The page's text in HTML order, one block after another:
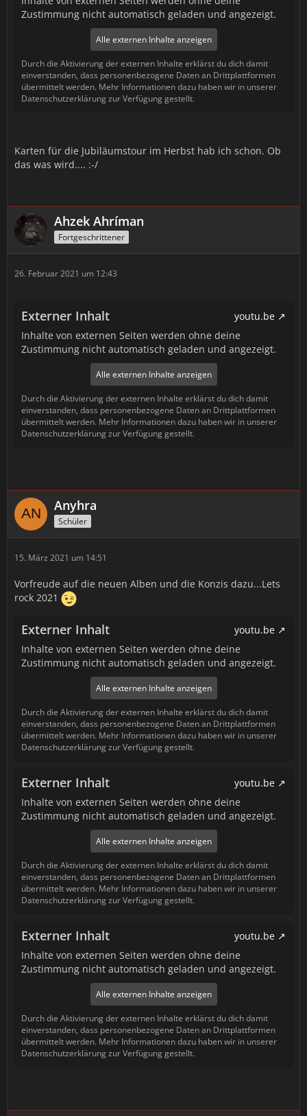
Zustimmung nicht automatisch geladen und angezeigt.
Alle externen Inhalte anzeigen
Durch die Aktivierung der externen Inhalte erklärst du dich damit
einverstanden, dass personenbezogene Daten an Drittplattformen
übermittelt werden. Mehr Informationen dazu haben wir in unserer
Datenschutzerklärung zur Verfügung gestellt.
Karten für die Jubiläumstour im Herbst hab ich schon. Ob
das was wird.... :-/
Ahzek Ahríman
Fortgeschrittener
26. Februar 2021 um 12:43
Externer Inhalt
youtu.be
Inhalte von externen Seiten werden ohne deine
Zustimmung nicht automatisch geladen und angezeigt.
Alle externen Inhalte anzeigen
Durch die Aktivierung der externen Inhalte erklärst du dich damit
einverstanden, dass personenbezogene Daten an Drittplattformen
übermittelt werden. Mehr Informationen dazu haben wir in unserer
Datenschutzerklärung zur Verfügung gestellt.
Anyhra
Schüler
15. März 2021 um 14:51
Vorfreude auf die neuen Alben und die Konzis dazu...Lets
rock 2021
Externer Inhalt
youtu.be
Inhalte von externen Seiten werden ohne deine
Zustimmung nicht automatisch geladen und angezeigt.
Alle externen Inhalte anzeigen
Durch die Aktivierung der externen Inhalte erklärst du dich damit
einverstanden, dass personenbezogene Daten an Drittplattformen
übermittelt werden. Mehr Informationen dazu haben wir in unserer
Datenschutzerklärung zur Verfügung gestellt.
Externer Inhalt
youtu.be
Inhalte von externen Seiten werden ohne deine
Zustimmung nicht automatisch geladen und angezeigt.
Alle externen Inhalte anzeigen
Durch die Aktivierung der externen Inhalte erklärst du dich damit
einverstanden, dass personenbezogene Daten an Drittplattformen
übermittelt werden. Mehr Informationen dazu haben wir in unserer
Datenschutzerklärung zur Verfügung gestellt.
Externer Inhalt
youtu.be
Inhalte von externen Seiten werden ohne deine
Zustimmung nicht automatisch geladen und angezeigt.
Alle externen Inhalte anzeigen
Durch die Aktivierung der externen Inhalte erklärst du dich damit
einverstanden, dass personenbezogene Daten an Drittplattformen
übermittelt werden. Mehr Informationen dazu haben wir in unserer
Datenschutzerklärung zur Verfügung gestellt.